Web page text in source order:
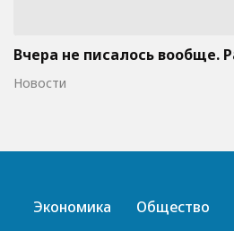
Вчера не писалось вообще.
Новости
Экономика Общество